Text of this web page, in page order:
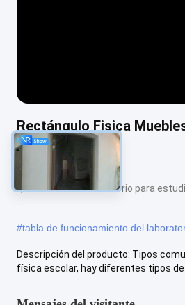
Rectángulo Fisica
personalizables
Muebles de laboratorio para
#tabla de funcionamiento del
Descripción del producto: Tipos
física escolar, hay diferentes tipos de